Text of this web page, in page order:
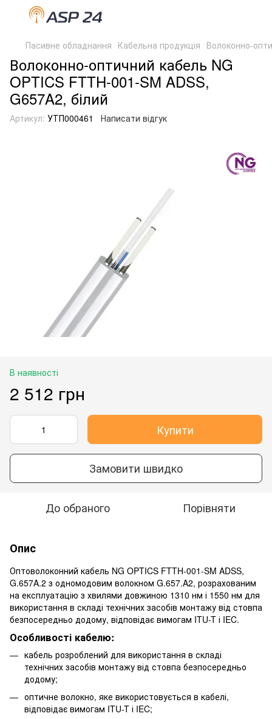
Пасивне обладнання Кабельна продукція Волоконно-
Волоконно-оптичний кабель NG
OPTICS FTTH-001-SM ADSS,
G657A2, білий
Артикул: УТП000461 Написати відгук
В наявності
2 512 грн
Купити
Замовити швидко
До обраного Порівняти
Опис
Оптоволоконний кабель NG OPTICS FTTH-001-SM ADSS,
G.657A.2 з одномодовим волокном G.657.A2, розрахованим
на експлуатацію з хвилями довжиною 1310 нм і 1550 нм для
використання в складі технічних засобів монтажу від стовпа
безпосередньо додому, відповідає вимогам ITU-T і IEC.
Особливості кабелю:
кабель розроблений для використання в складі
технічних засобів монтажу від стовпа безпосередньо
додому;
оптичне волокно, яке використовується в кабелі,
відповідає вимогам ITU-T і IEC;